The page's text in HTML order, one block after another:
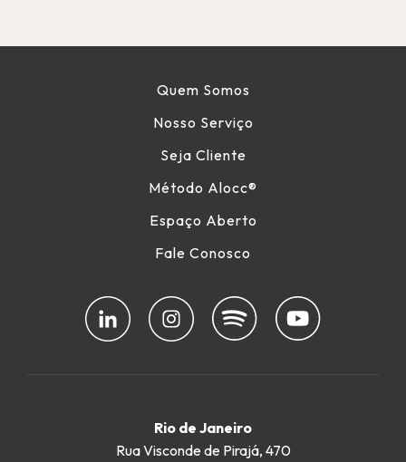
Quem Somos
Nosso Serviço
Seja Cliente
Método Alocc®
Espaço Aberto
Fale Conosco
Rio de Janeiro
Rua Visconde de Pirajá, 470